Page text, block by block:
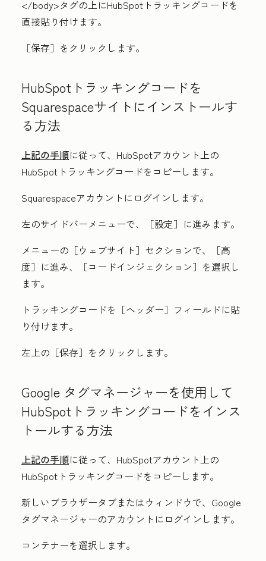
</body>タグの上にHubSpotトラッキングコードを
直接貼り付けます。
［保存］ をクリックします。
HubSpotトラッキングコードを
Squarespaceサイトにインストールす
る方法
上記の手順に従って、HubSpotアカウント上の
HubSpotトラッキングコードをコピーします。
Squarespaceアカウントにログインします。
左のサイドバーメニューで、
［設定］に進みます。
メニューの ［ウェブサイト］セクションで、
［高
度］に進み、
［コードインジェクション］を選択し
ます。
トラッキングコードを ［ヘッダー］フィールドに貼
り付けます。
左上の ［保存］をクリックします。
Google タグマネージャーを使用して
HubSpotトラッキングコードをインス
トールする方法
上記の手順に従って、HubSpotアカウント上の
HubSpotトラッキングコードをコピーします。
新しいブラウザータブまたはウィンドウで、Google
タグマネージャーのアカウントにログインします。
コンテナーを選択します。